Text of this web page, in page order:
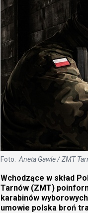
Foto. Aneta Gawle / ZMT
Wchodzące w skład
Tarnów (ZMT)
karabinów
umowie polska broń